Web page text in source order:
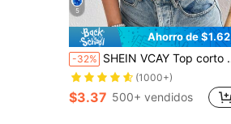
5
Ahorro de $1.62
-32% SHEIN VCAY Top corto de punto con estampado para mujer, para vacaciones
(1000+)
$3.37 500+ vendidos